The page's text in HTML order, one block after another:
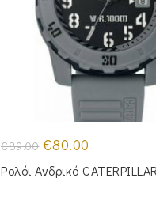
€89.00 Original
price
was:
€89.00.
€80.00
τιμή
είναι:
Ρολόι Ανδρικό